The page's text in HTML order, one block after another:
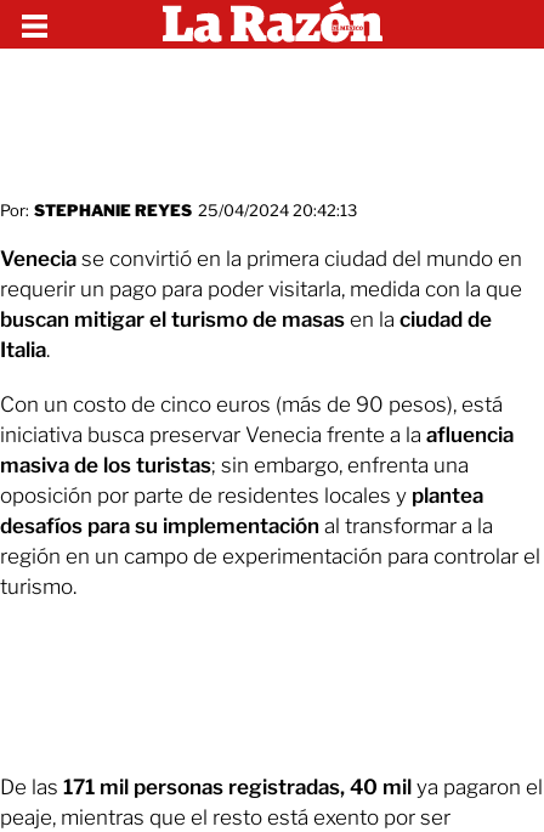
Por: STEPHANIE REYES 25/04/2024 20:42:13
Venecia se convirtió en la primera ciudad del mundo en
requerir un pago para poder visitarla, medida con la que
buscan mitigar el turismo de masas en la ciudad de
Italia.
Con un costo de cinco euros (más de 90 pesos), está
iniciativa busca preservar Venecia frente a la afluencia
masiva de los turistas; sin embargo, enfrenta una
oposición por parte de residentes locales y plantea
desafíos para su implementación al transformar a la
región en un campo de experimentación para controlar el
turismo.
De las 171 mil personas registradas, 40 mil ya pagaron el
peaje, mientras que el resto está exento por ser